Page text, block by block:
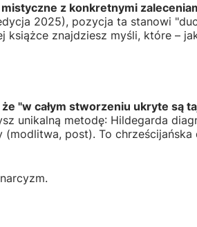
z konkretnymi
2025), pozycja ta stanowi
znajdziesz myśli, które – jak
"w całym stworzeniu ukryte są
unikalną metodę: Hildegarda
post). To